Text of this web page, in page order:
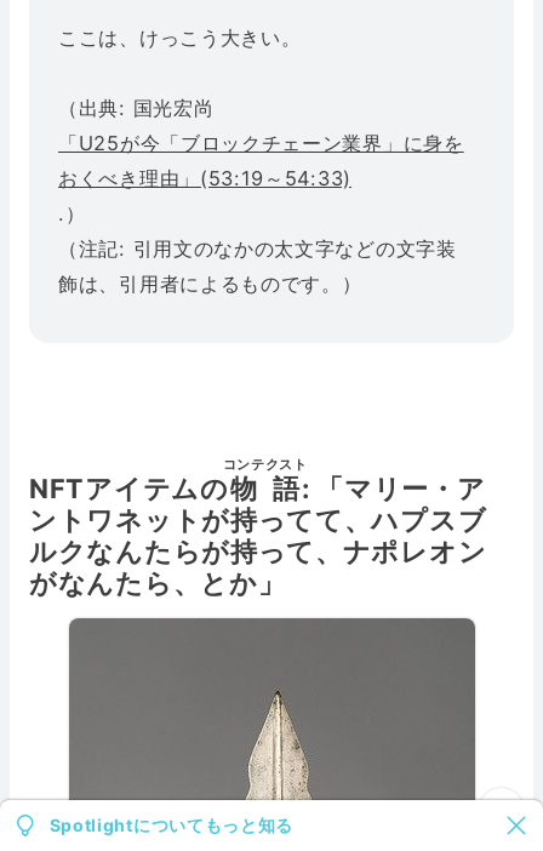
Spotlightについてもっと知る
ここは、けっこう大きい。
（出典: 国光宏尚
「U25が今「ブロックチェーン業界」に身を
おくべき理由」(53:19～54:33)
.）
（注記: 引用文のなかの太文字などの文字装
飾は、引用者によるものです。）
NFTアイテムの物語
コンテクスト
: 「マリー・ア
ントワネットが持ってて、ハプスブ
ルクなんたらが持って、ナポレオン
がなんたら、とか」